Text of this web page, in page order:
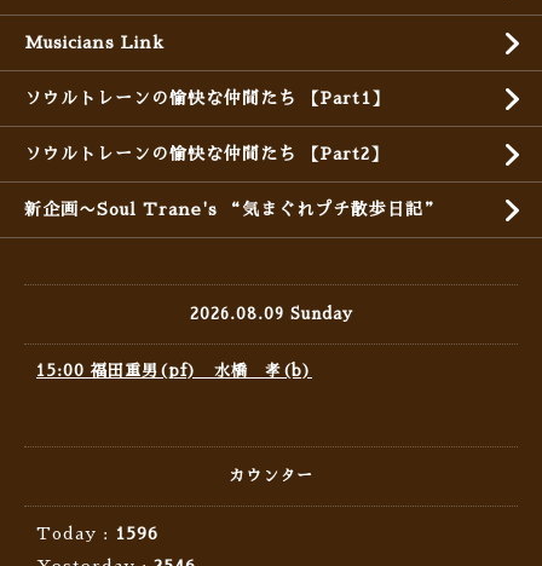
Musicians Link
ソウルトレーンの愉快な仲間たち 【Part1】
ソウルトレーンの愉快な仲間たち 【Part2】
新企画〜Soul Trane's “気まぐれプチ散歩日記”
2026.08.09 Sunday
15:00 福田重男(pf) 水橋 孝(b)
カウンター
Today :
1596